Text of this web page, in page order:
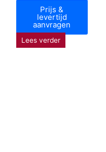
Prijs &
levertijd
aanvragen
Lees verder